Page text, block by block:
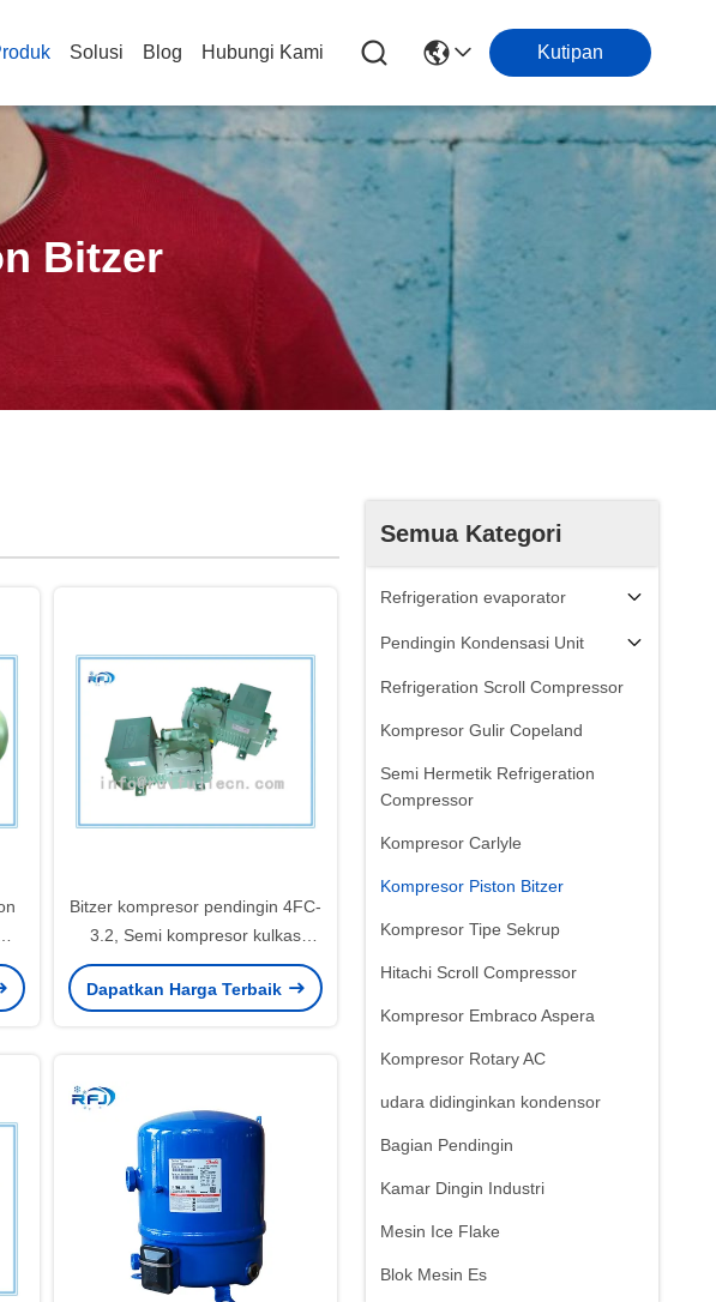
Solusi Blog Hubungi Kami Kutipan
Bitzer
Semua Kategori
Refrigeration evaporator
Pendingin Kondensasi Unit
Refrigeration Scroll Compressor
Kompresor Gulir Copeland
Semi Hermetik Refrigeration
Compressor
Kompresor Carlyle
Kompresor Piston Bitzer
Kompresor Tipe Sekrup
Hitachi Scroll Compressor
Kompresor Embraco Aspera
Kompresor Rotary AC
udara didinginkan kondensor
Bagian Pendingin
Kamar Dingin Industri
Mesin Ice Flake
Blok Mesin Es
Bitzer kompresor pendingin 4FC-
3.2, Semi kompresor kulkas
Hermetik
Dapatkan Harga Terbaik